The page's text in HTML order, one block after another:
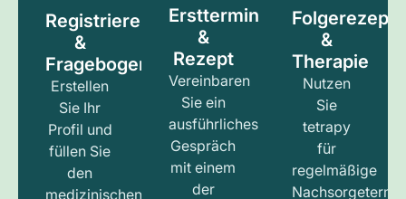
Registrieren
&
Fragebogen
Erstellen
Sie Ihr
Profil und
füllen Sie
den
medizinischen
Ersttermin
&
Rezept
Vereinbaren
Sie ein
ausführliches
Gespräch
mit einem
der
Folgerezept
&
Therapie
Nutzen
Sie
tetrapy
für
regelmäßige